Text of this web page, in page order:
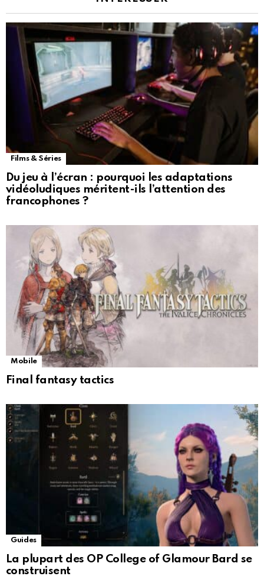
Films & Séries
Du jeu à l’écran : pourquoi les adaptations
vidéoludiques méritent-ils l’attention des
francophones ?
Mobile
Final fantasy tactics
Guides
La plupart des OP College of Glamour Bard se
construisent